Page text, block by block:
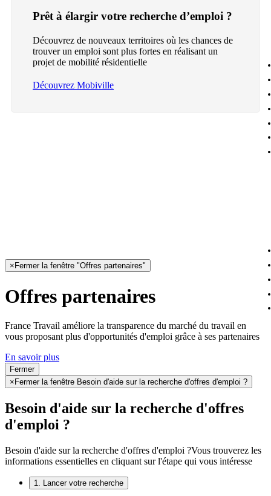
Prêt à élargir votre recherche d’emploi ?
Découvrez de nouveaux territoires où les chances de
trouver un emploi sont plus fortes en réalisant un
projet de mobilité résidentielle
Découvrez Mobiville
× Fermer la fenêtre "Offres partenaires"
Offres partenaires
France Travail améliore la transparence du marché du travail en
vous proposant plus d'opportunités d'emploi grâce à ses partenaires
En savoir plus
Fermer
× Fermer la fenêtre Besoin d'aide sur la recherche d'offres d'emploi ?
Besoin d'aide sur la recherche d'offres
d'emploi ?
Besoin d'aide sur la recherche d'offres d'emploi ?Vous trouverez les
informations essentielles en cliquant sur l'étape qui vous intéresse
1. Lancer votre recherche